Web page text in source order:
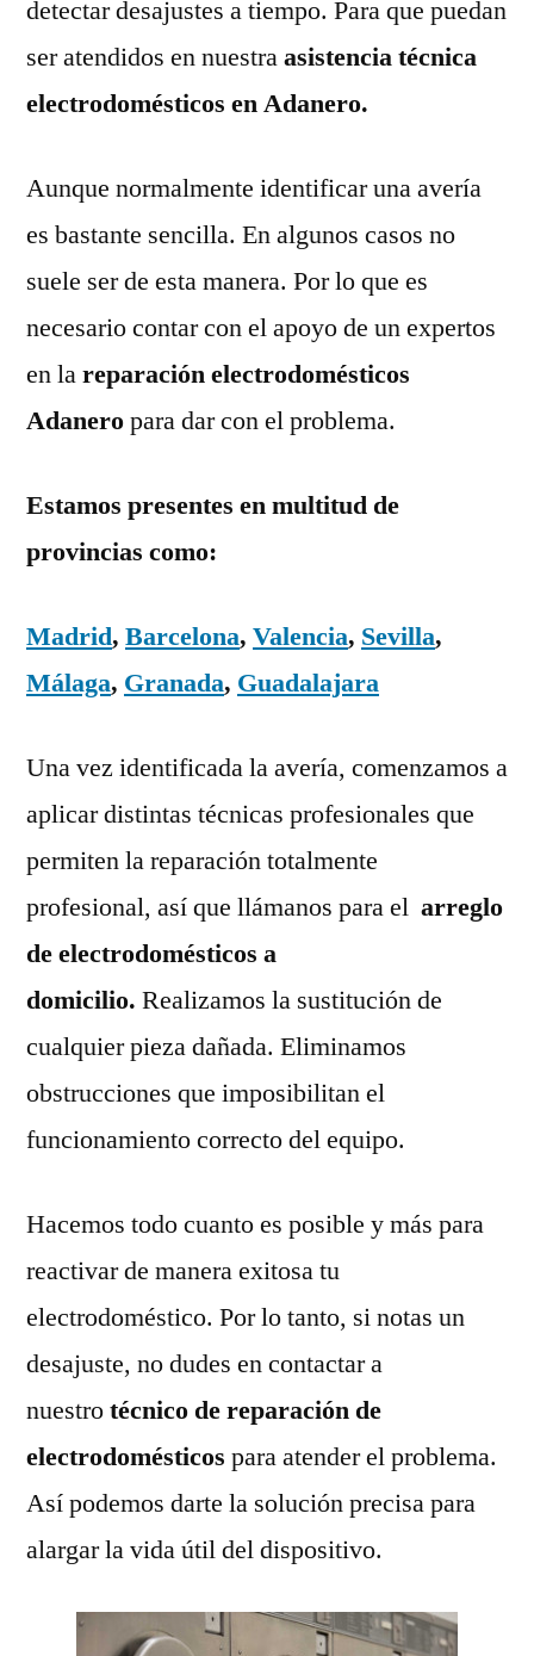
detectar desajustes a tiempo. Para que puedan
ser atendidos en nuestraasistencia técnica
electrodomésticos en Adanero.
Aunque normalmente identificar una avería
es bastante sencilla. En algunos casos no
suele ser de esta manera. Por lo que es
necesario contar con el apoyo de un expertos
en lareparación electrodomésticos
Adaneropara dar con el problema.
Estamos presentes en multitud de
provincias como:
Madrid, Barcelona, Valencia, Sevilla,
Málaga, Granada, Guadalajara
Una vez identificada la avería, comenzamos a
aplicar distintas técnicas profesionales que
permiten la reparación totalmente
profesional, así que llámanos para el arreglo
de electrodomésticos a
domicilio. Realizamos la sustitución de
cualquier pieza dañada. Eliminamos
obstrucciones que imposibilitan el
funcionamiento correcto del equipo.
Hacemos todo cuanto es posible y más para
reactivar de manera exitosa tu
electrodoméstico. Por lo tanto, si notas un
desajuste, no dudes en contactar a
nuestrotécnico de reparación de
electrodomésticos para atender el problema.
Así podemos darte la solución precisa para
alargar la vida útil del dispositivo.